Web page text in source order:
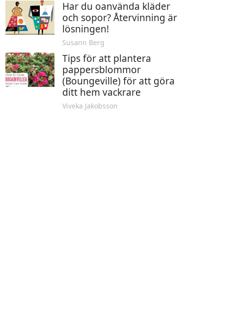
Har du oanvända kläder
och sopor? Återvinning är
lösningen!
Susann Berg
Tips för att plantera
pappersblommor
(Boungeville) för att göra
ditt hem vackrare
Viveka Jakobsson